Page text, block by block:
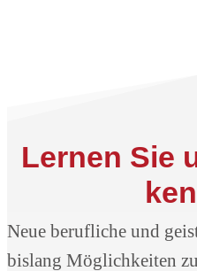
Lernen Sie
Neue berufliche und
bislang Möglichkeiten